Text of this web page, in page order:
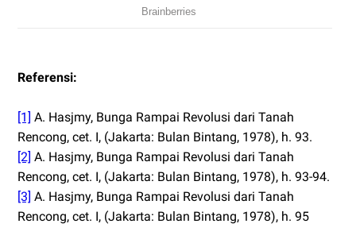
Referensi:
[1] A. Hasjmy, Bunga Rampai Revolusi dari Tanah
Rencong, cet. I, (Jakarta: Bulan Bintang, 1978), h. 93.
[2] A. Hasjmy, Bunga Rampai Revolusi dari Tanah
Rencong, cet. I, (Jakarta: Bulan Bintang, 1978), h. 93-94.
[3] A. Hasjmy, Bunga Rampai Revolusi dari Tanah
Rencong, cet. I, (Jakarta: Bulan Bintang, 1978), h. 95